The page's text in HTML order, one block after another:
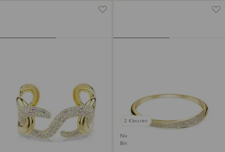
2 Kleuren
Nieuw
Binnenkort beschikbaar